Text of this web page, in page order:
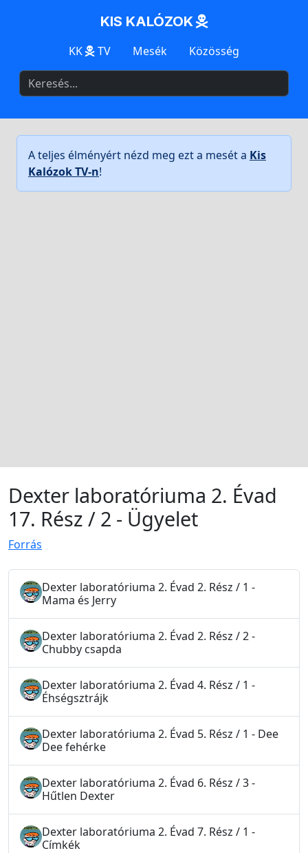
KIS KALÓZOK
KK TV Mesék Közösség
A teljes élményért nézd meg ezt a mesét a Kis
Kalózok TV-n!
Dexter laboratóriuma 2. Évad
17. Rész / 2 - Ügyelet
Forrás
Dexter laboratóriuma 2. Évad 2. Rész / 1 -
Mama és Jerry
Dexter laboratóriuma 2. Évad 2. Rész / 2 -
Chubby csapda
Dexter laboratóriuma 2. Évad 4. Rész / 1 -
Éhségsztrájk
Dexter laboratóriuma 2. Évad 5. Rész / 1 - Dee
Dee fehérke
Dexter laboratóriuma 2. Évad 6. Rész / 3 -
Hűtlen Dexter
Dexter laboratóriuma 2. Évad 7. Rész / 1 -
Címkék